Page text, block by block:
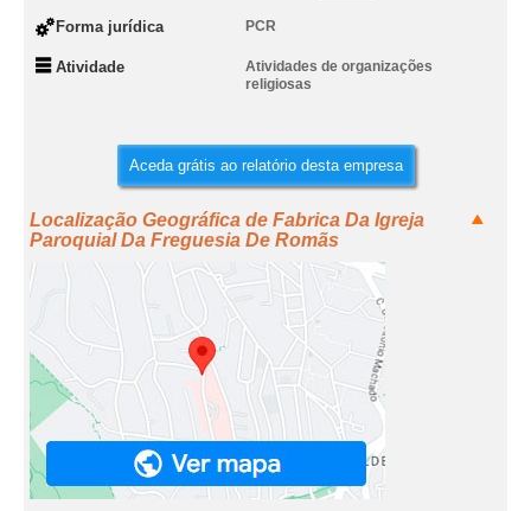
Forma jurídica PCR
Atividade
Atividades de organizações
religiosas
Aceda grátis ao relatório desta empresa
Localização Geográfica de Fabrica Da Igreja
Paroquial Da Freguesia De Romãs